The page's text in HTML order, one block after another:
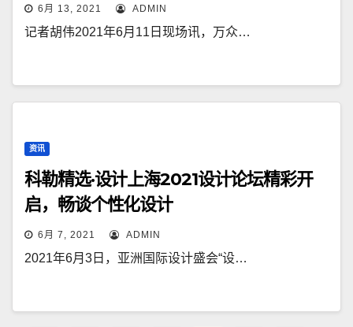
6月 13, 2021 ADMIN
记者胡伟2021年6月11日现场讯，万众…
资讯
科勒精选·设计上海2021设计论坛精彩开
启，畅谈个性化设计
6月 7, 2021 ADMIN
2021年6月3日，亚洲国际设计盛会“设…